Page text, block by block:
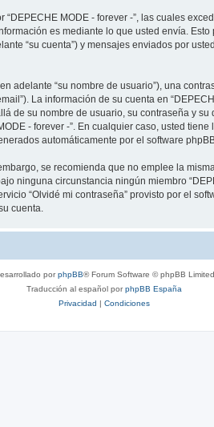
MODE - forever -”, las cuales
es mediante lo que usted envía.
“su cuenta”) y mensajes enviados por
adelante “su nombre de usuario”), una
La información de su cuenta en
su nombre de usuario, su contraseña y
- forever -”. En cualquier caso, usted
automáticamente por el software
se recomienda que no emplee la
ninguna circunstancia ningún miembro
“Olvidé mi contraseña” provisto por el
cuenta.
porphpBB® Forum Software © phpBB Limited
Traducción al español porphpBB España
Privacidad | Condiciones